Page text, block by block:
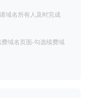
域名所有人及时完成
域名页面-勾选续费域